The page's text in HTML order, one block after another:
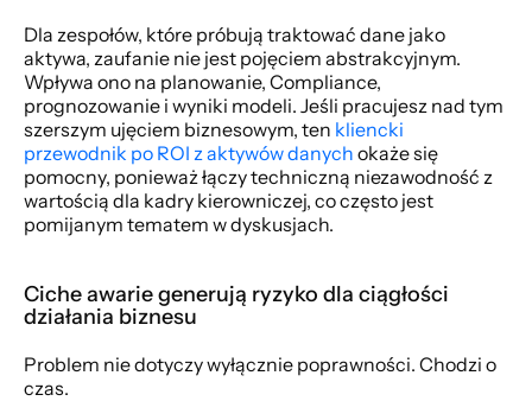
Dla zespołów, które próbują traktować dane jako
aktywa, zaufanie nie jest pojęciem abstrakcyjnym.
Wpływa ono na planowanie, Compliance,
prognozowanie i wyniki modeli. Jeśli pracujesz nad tym
szerszym ujęciem biznesowym, ten kliencki
przewodnik po ROI z aktywów danych okaże się
pomocny, ponieważ łączy techniczną niezawodność z
wartością dla kadry kierowniczej, co często jest
pomijanym tematem w dyskusjach.
Ciche awarie generują ryzyko dla ciągłości
działania biznesu
Problem nie dotyczy wyłącznie poprawności. Chodzi o
czas.